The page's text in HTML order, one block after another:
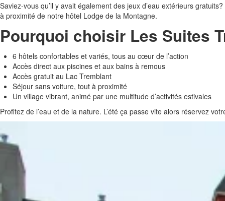
Saviez-vous qu’il y avait également des jeux d’eau extérieurs
à proximité de notre hôtel Lodge de la Montagne.
Pourquoi choisir Les Suites
6 hôtels confortables et variés, tous au cœur de l’action
Accès direct aux piscines et aux bains à remous
Accès gratuit au Lac Tremblant
Séjour sans voiture, tout à proximité
Un village vibrant, animé par une multitude d’activités estivales
Profitez de l’eau et de la nature. L’été ça passe vite alors réservez